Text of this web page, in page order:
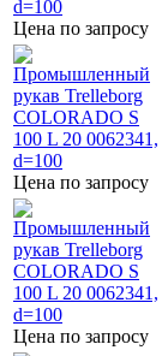
Цена по запросу
Цена по запросу
Цена по запросу